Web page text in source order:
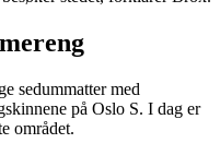
sedummatter med
på Oslo S. I dag er
området.